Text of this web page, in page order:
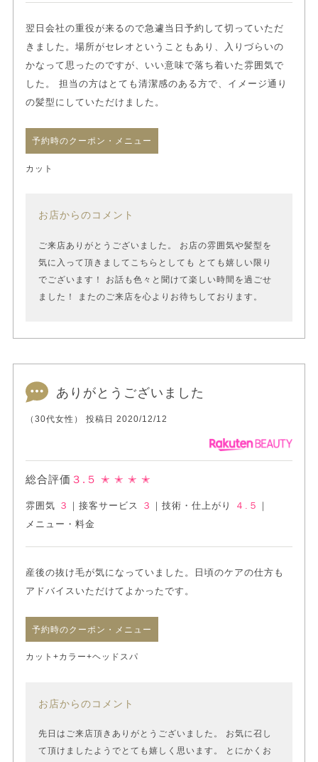
翌日会社の重役が来るので急遽当日予約して切っていただ
きました。場所がセレオということもあり、入りづらいの
かなって思ったのですが、いい意味で落ち着いた雰囲気で
した。 担当の方はとても清潔感のある方で、イメージ通り
の髪型にしていただけました。
予約時のクーポン・メニュー
カット
お店からのコメント
ご来店ありがとうございました。 お店の雰囲気や髪型を
気に入って頂きましてこちらとしても とても嬉しい限り
でございます！ お話も色々と聞けて楽しい時間を過ごせ
ました！ またのご来店を心よりお待ちしております。
ありがとうございました
（30代女性） 投稿日 2020/12/12
総合評価 ３.５ ✭ ✭ ✭ ✭
雰囲気 ３ ｜接客サービス ３ ｜技術・仕上がり ４.５
｜
メニュー・料金
産後の抜け毛が気になっていました。日頃のケアの仕方も
アドバイスいただけてよかったです。
予約時のクーポン・メニュー
カット+カラー+ヘッドスパ
お店からのコメント
先日はご来店頂きありがとうございました。 お気に召し
て頂けましたようでとても嬉しく思います。 とにかくお